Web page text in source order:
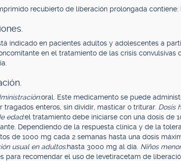
recubierto de liberación prolongada contiene:
indicado en pacientes adultos y adolescentes a
en el tratamiento de las crisis convulsivas
oral. Este medicamento se puede
tragados enteros, sin dividir, masticar o triturar. Dosis
edad:el tratamiento debe iniciarse con una dosis de
Dependiendo de la respuesta clínica y de la
de 1000 mg cada 2 semanas hasta una dosis
usual en adultos:hasta 3000 mg al día. Niños
para recomendar el uso de levetiracetam de